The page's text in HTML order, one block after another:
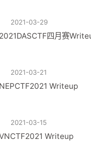
2021-03-29
2021DASCTF四月赛
2021-03-21
NEPCTF2021 Writeup
2021-03-15
Writeup